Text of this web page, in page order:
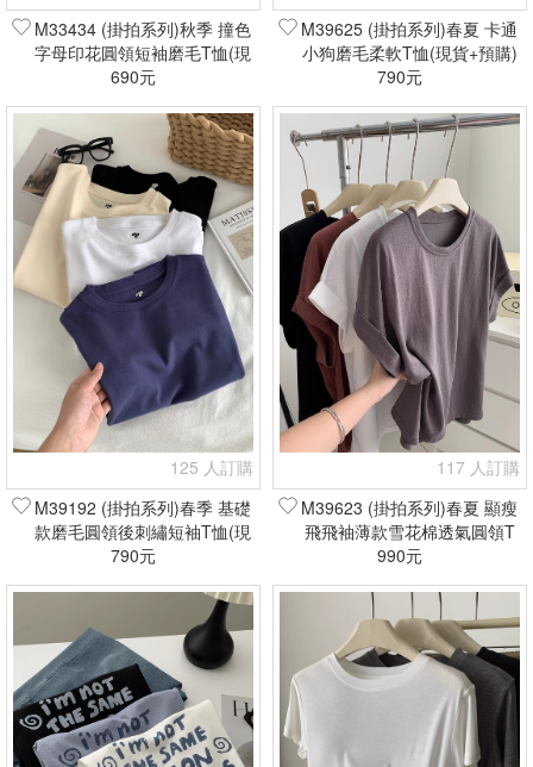
M33434 (掛拍系列)秋季 撞色
字母印花圓領短袖磨毛T恤(現
貨+預購)
690元
M39625 (掛拍系列)春夏 卡通
小狗磨毛柔軟T恤(現貨+預購)
790元
125 人訂購
M39192 (掛拍系列)春季 基礎
款磨毛圓領後刺繡短袖T恤(現
貨+預購)
790元
117 人訂購
M39623 (掛拍系列)春夏 顯瘦
飛飛袖薄款雪花棉透氣圓領T
恤(現貨+預購)
990元